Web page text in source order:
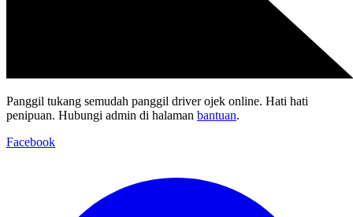
Panggil tukang semudah panggil driver ojek online. Hati hati
penipuan. Hubungi admin di halaman bantuan.
Facebook